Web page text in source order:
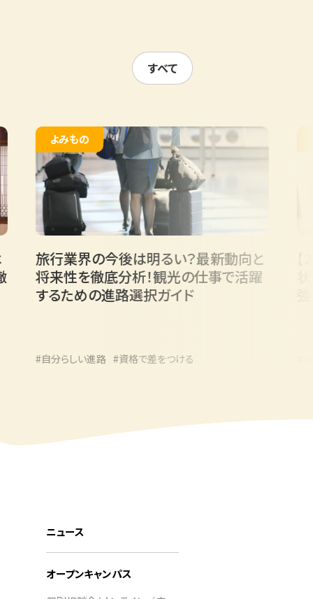
すべて
よみもの
行業界の今後は明るい？最新動向と
来性を徹底分析！観光の仕事で活躍
るための進路選択ガイド
自分らしい進路 #資格で差をつける
【2026
状の課
ニュース
オープンキャンパス